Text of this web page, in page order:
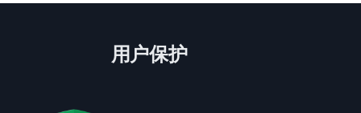
用户保护